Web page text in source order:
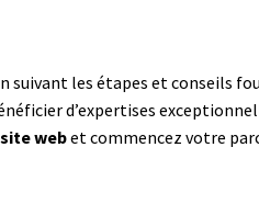
suivant les étapes et conseils
d’expertises
site webet commencez votre